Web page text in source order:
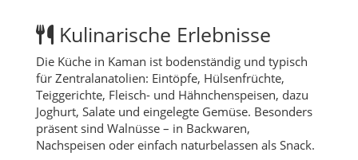
Kulinarische Erlebnisse
Die Küche in Kaman ist bodenständig und typisch
für Zentralanatolien: Eintöpfe, Hülsenfrüchte,
Teiggerichte, Fleisch- und Hähnchenspeisen, dazu
Joghurt, Salate und eingelegte Gemüse. Besonders
präsent sind Walnüsse – in Backwaren,
Nachspeisen oder einfach naturbelassen als Snack.